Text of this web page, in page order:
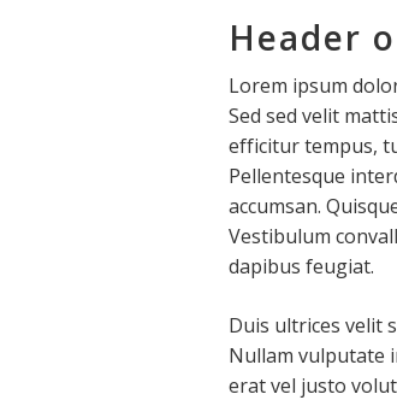
Header
Lorem ipsum
Sed sed velit
efficitur tempus,
Pellentesque
accumsan.
Vestibulum
dapibus feugiat.
Duis ultrices velit
Nullam vulputate
erat vel justo